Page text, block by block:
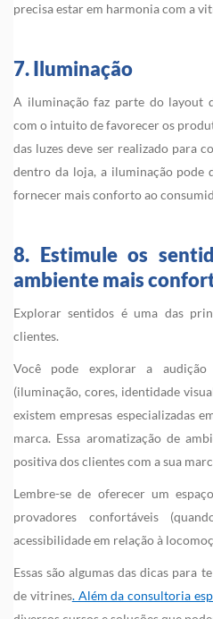
precisa estar em harmonia com a
7. Iluminação
A iluminação faz parte do layout
com o intuito de favorecer os
das luzes deve ser realizado para
dentro da loja, a iluminação pode
fornecer mais conforto ao
8. Estimule os
ambiente mais
Explorar sentidos é uma das
clientes.
Você pode explorar a audição
(iluminação, cores, identidade
existem empresas especializadas
marca. Essa aromatização de
positiva dos clientes com a sua
Lembre-se de oferecer um
provadores confortáveis
acessibilidade em relação à
Essas são algumas das dicas para
de vitrines. Além da consultoria